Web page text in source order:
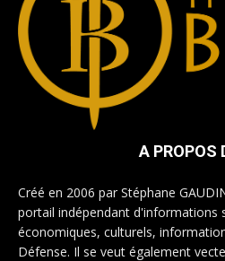
A PROPOS
Créé en 2006 par Stéphane
portail indépendant d'informations
économiques, culturels,
Défense. Il se veut également